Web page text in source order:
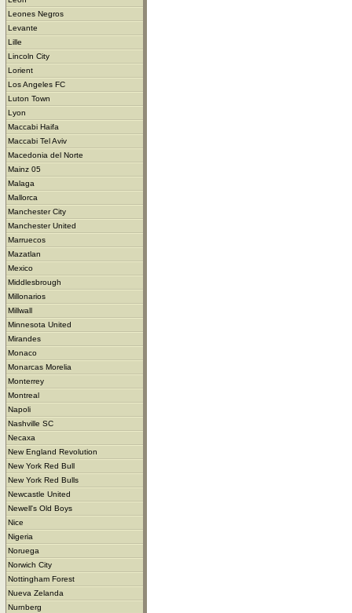
Leones Negros
Levante
Lille
Lincoln City
Lorient
Los Angeles FC
Luton Town
Lyon
Maccabi Haifa
Maccabi Tel Aviv
Macedonia del Norte
Mainz 05
Malaga
Mallorca
Manchester City
Manchester United
Marruecos
Mazatlan
Mexico
Middlesbrough
Millonarios
Millwall
Minnesota United
Mirandes
Monaco
Monarcas Morelia
Monterrey
Montreal
Napoli
Nashville SC
Necaxa
New England Revolution
New York Red Bull
New York Red Bulls
Newcastle United
Newell's Old Boys
Nice
Nigeria
Noruega
Norwich City
Nottingham Forest
Nueva Zelanda
Nurnberg